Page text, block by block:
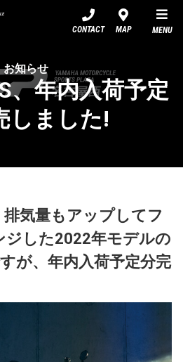
CONTACT MAP MENU
お知らせ
、年内入荷予定
しました!
気量もアップしてフ
ジした2022年モデルの
が、年内入荷予定分完